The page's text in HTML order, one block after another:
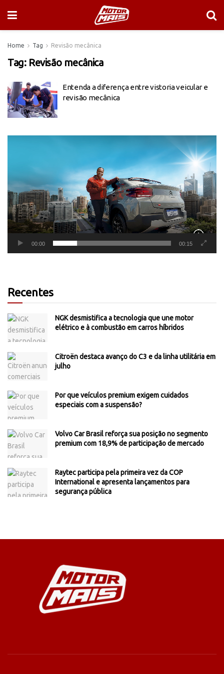
Home Tag Revisão mecânica
Tag: Revisão mecânica
Entenda a diferença entre vistoria veicular e
revisão mecânica
00:00 00:15
Recentes
NGK desmistifica a tecnologia que une motor
elétrico e à combustão em carros híbridos
Citroën destaca avanço do C3 e da linha utilitária em
julho
Por que veículos premium exigem cuidados
especiais com a suspensão?
Volvo Car Brasil reforça sua posição no segmento
premium com 18,9% de participação de mercado
Raytec participa pela primeira vez da COP
International e apresenta lançamentos para
segurança pública